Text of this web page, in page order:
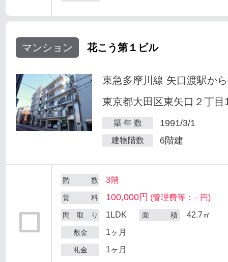
マンション 花こう第１ビル
東急多摩川線 矢口渡駅か
東京都大田区東矢口２丁目
築 年 数 1991/3/1
建物階数 6階建
階 数 3階
賃 料 100,000円 (管理費等： - 円)
間 取 り 1LDK 面 積 42.7㎡
敷金 1ヶ月
礼金 1ヶ月